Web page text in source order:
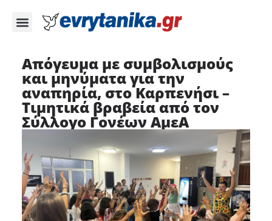
Απόγευμα με συμβολισμούς
και μηνύματα για την
αναπηρία, στο Καρπενήσι –
Τιμητικά βραβεία από τον
Σύλλογο Γονέων ΑμεΑ